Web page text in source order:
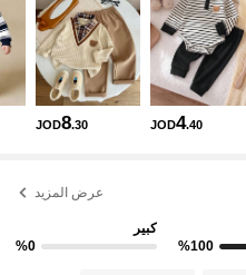
JOD4.40
JOD8.30
عرض المزيد
%100
كبير
%0